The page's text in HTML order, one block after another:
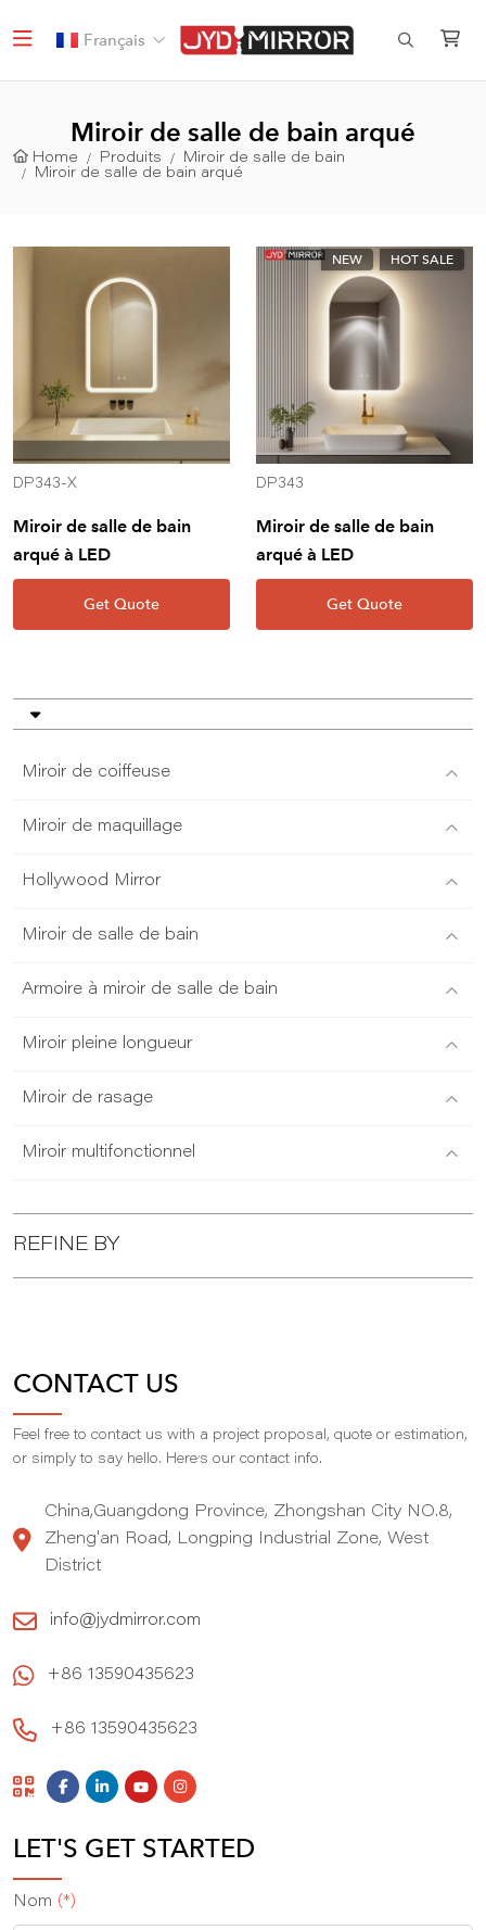
Français
Miroir de salle de bain arqué
Home Produits
Miroir de salle de bain
Miroir de salle de bain arqué
DP343-X
Miroir de salle de bain
arqué à LED
Get Quote
NEW HOT SALE
DP343
Miroir de salle de bain
arqué à LED
Get Quote
Miroir de coiffeuse
Miroir de maquillage
Hollywood Mirror
Miroir de salle de bain
Armoire à miroir de salle de bain
Miroir pleine longueur
Miroir de rasage
Miroir multifonctionnel
REFINE BY
CONTACT US
Feel free to contact us with a project proposal, quote or estimation,
or simply to say hello. Here,s our contact info.
China,Guangdong Province, Zhongshan City NO.8,
Zheng'an Road, Longping Industrial Zone, West
District
info@jydmirror.com
+86 13590435623
+86 13590435623
LET'S GET STARTED
Nom (*)